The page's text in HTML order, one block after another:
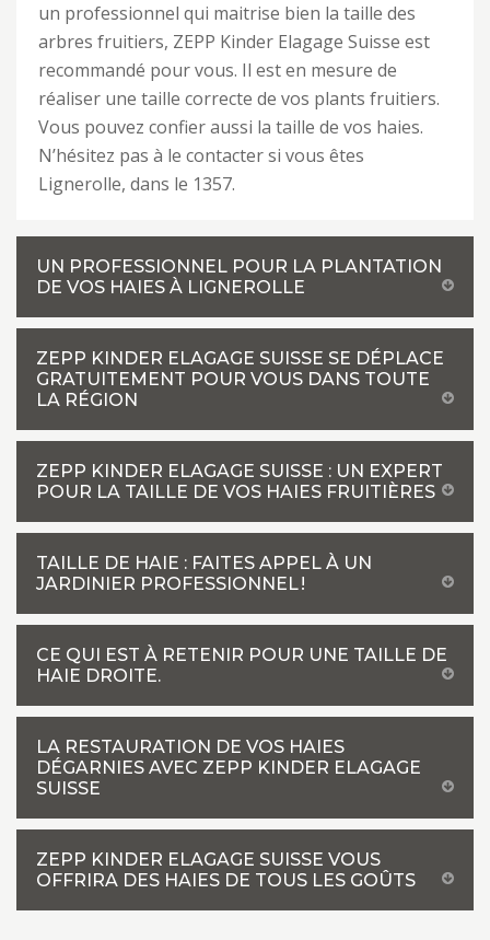
un professionnel qui maitrise bien la taille des
arbres fruitiers, ZEPP Kinder Elagage Suisse est
recommandé pour vous. Il est en mesure de
réaliser une taille correcte de vos plants fruitiers.
Vous pouvez confier aussi la taille de vos haies.
N’hésitez pas à le contacter si vous êtes
Lignerolle, dans le 1357.
UN PROFESSIONNEL POUR LA PLANTATION
DE VOS HAIES À LIGNEROLLE
ZEPP KINDER ELAGAGE SUISSE SE DÉPLACE
GRATUITEMENT POUR VOUS DANS TOUTE
LA RÉGION
ZEPP KINDER ELAGAGE SUISSE : UN EXPERT
POUR LA TAILLE DE VOS HAIES FRUITIÈRES
TAILLE DE HAIE : FAITES APPEL À UN
JARDINIER PROFESSIONNEL !
CE QUI EST À RETENIR POUR UNE TAILLE DE
HAIE DROITE.
LA RESTAURATION DE VOS HAIES
DÉGARNIES AVEC ZEPP KINDER ELAGAGE
SUISSE
ZEPP KINDER ELAGAGE SUISSE VOUS
OFFRIRA DES HAIES DE TOUS LES GOÛTS